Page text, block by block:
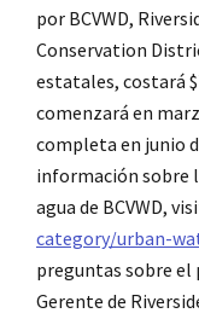
por BCVWD,
Conservation
estatales, costará
comenzará en
completa en junio
información sobre
agua de BCVWD,
category/urban-
preguntas sobre el
Gerente de